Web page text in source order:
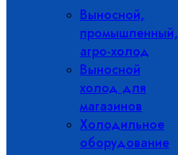
Выносной,
промышленный,
агро-холод
Выносной
холод для
магазинов
Холодильное
оборудование